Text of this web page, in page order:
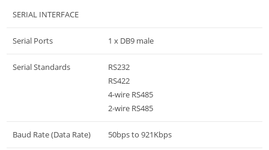
SERIAL INTERFACE
Serial Ports 1 x DB9 male
Serial Standards
RS232
RS422
4-wire RS485
2-wire RS485
Baud Rate (Data Rate) 50bps to 921Kbps